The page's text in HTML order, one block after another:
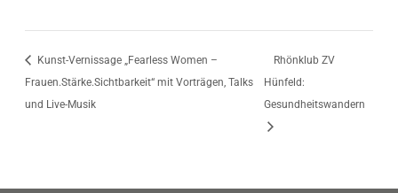
Kunst-Vernissage „Fearless Women –
Frauen.Stärke.Sichtbarkeit“ mit Vorträgen, Talks
und Live-Musik
Rhönklub ZV
Hünfeld:
Gesundheitswandern